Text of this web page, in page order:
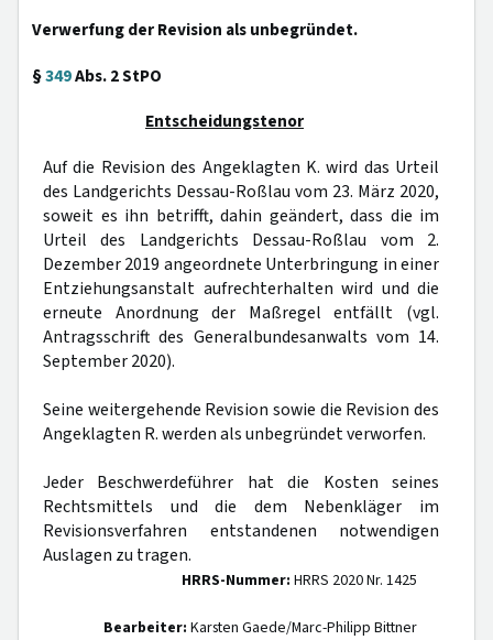
Verwerfung der Revision als unbegründet.
§349Abs. 2 StPO
Entscheidungstenor
Auf die Revision des Angeklagten K. wird das Urteil
des Landgerichts Dessau-Roßlau vom 23. März 2020,
soweit es ihn betrifft, dahin geändert, dass die im
Urteil des Landgerichts Dessau-Roßlau vom 2.
Dezember 2019 angeordnete Unterbringung in einer
Entziehungsanstalt aufrechterhalten wird und die
erneute Anordnung der Maßregel entfällt (vgl.
Antragsschrift des Generalbundesanwalts vom 14.
September 2020).
Seine weitergehende Revision sowie die Revision des
Angeklagten R. werden als unbegründet verworfen.
Jeder Beschwerdeführer hat die Kosten seines
Rechtsmittels und die dem Nebenkläger im
Revisionsverfahren entstandenen notwendigen
Auslagen zu tragen.
HRRS-Nummer: HRRS 2020 Nr. 1425
Bearbeiter: Karsten Gaede/Marc-Philipp Bittner